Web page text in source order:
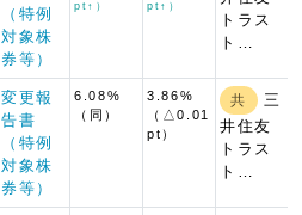
（特例
対象株
券等）
pt↑）
pt↑）
トラス
ト…
変更報
告書
（特例
対象株
券等）
6.08%
（同）
3.86%
（△0.01
pt）
共
三
井住友
トラス
ト…